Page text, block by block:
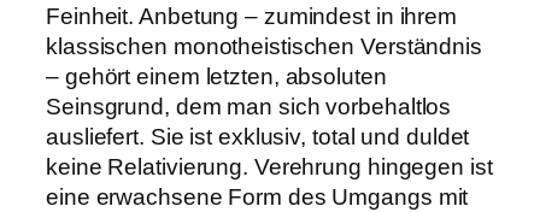
Feinheit. Anbetung – zumindest in ihrem
klassischen monotheistischen Verständnis
– gehört einem letzten, absoluten
Seinsgrund, dem man sich vorbehaltlos
ausliefert. Sie ist exklusiv, total und duldet
keine Relativierung. Verehrung hingegen ist
eine erwachsene Form des Umgangs mit